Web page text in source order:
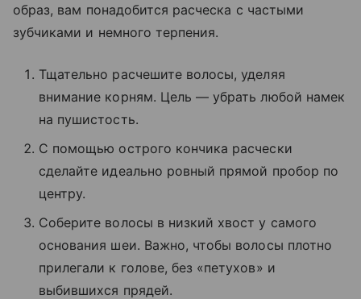
образ, вам понадобится расческа с частыми
зубчиками и немного терпения.
Тщательно расчешите волосы, уделяя
внимание корням. Цель — убрать любой намек
на пушистость.
С помощью острого кончика расчески
сделайте идеально ровный прямой пробор по
центру.
Соберите волосы в низкий хвост у самого
основания шеи. Важно, чтобы волосы плотно
прилегали к голове, без «петухов» и
выбившихся прядей.